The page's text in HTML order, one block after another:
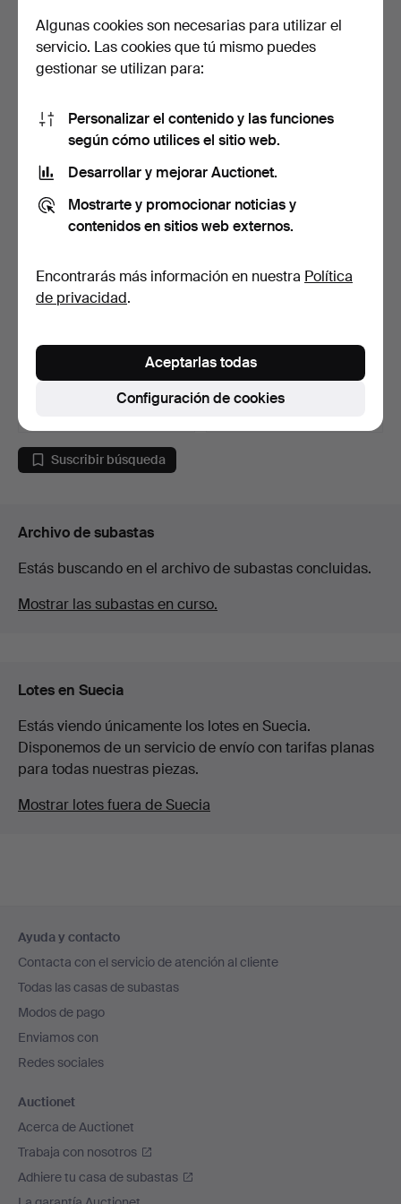
CONJUNTO DE
COMEDOR. Teca, 5 piezas.
Subastado 7 jun 2026
232 USD
CONJUNTO DE
COMEDOR. 7 piezas, estilo
119 USD
COMEDOR. Teca, 5 piezas,
años …
Subastado 17 may 2026
mesa + 4 sillas.
1 puja
Suscribir búsqueda
Archivo de subastas
Estás buscando en el archivo de subastas concluidas.
Mostrar las subastas en curso.
Lotes en Suecia
Estás viendo únicamente los lotes en Suecia.
Disponemos de un servicio de envío con tarifas planas
para todas nuestras piezas.
Mostrar lotes fuera de Suecia
en
el
pie
de
página
Ayuda y contacto
Contacta con el servicio de atención al cliente
Todas las casas de subastas
Modos de pago
Enviamos con
Redes sociales
Auctionet
Acerca de Auctionet
Trabaja con nosotros
Adhiere tu casa de subastas
Algunas cookies son necesarias para utilizar el
servicio. Las cookies que tú mismo puedes
gestionar se utilizan para:
Personalizar el contenido y las funciones
según cómo utilices el sitio web.
Desarrollar y mejorar Auctionet.
Mostrarte y promocionar noticias y
contenidos en sitios web externos.
Encontrarás más información en nuestra Política
de privacidad.
Configuración de cookies
Aceptarlas todas